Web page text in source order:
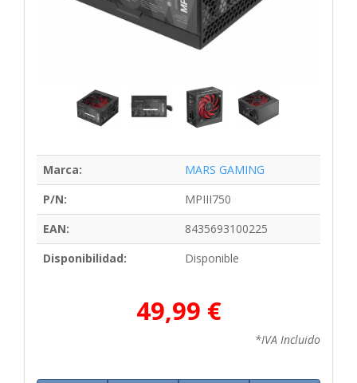
Marca:
MARS GAMING
P/N:
MPIII750
EAN:
8435693100225
Disponibilidad:
Disponible
49,99 €
*IVA Incluido